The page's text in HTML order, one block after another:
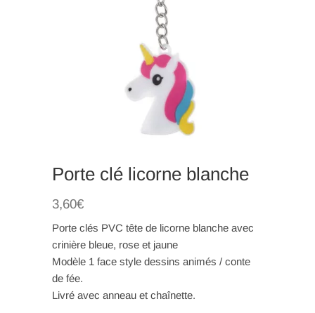
Porte clé licorne blanche
3,60€
Porte clés PVC tête de licorne blanche avec
crinière bleue, rose et jaune
Modèle 1 face style dessins animés / conte
de fée.
Livré avec anneau et chaînette.